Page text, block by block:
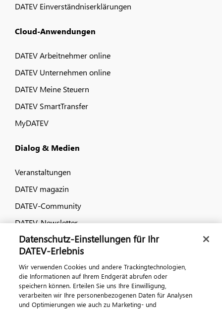
DATEV Einverständniserklärungen
Cloud-Anwendungen
DATEV Arbeitnehmer online
DATEV Unternehmen online
DATEV Meine Steuern
DATEV SmartTransfer
MyDATEV
Dialog & Medien
Veranstaltungen
DATEV magazin
DATEV-Community
DATEV-Newsletter
Kontaktieren Sie uns
Datenschutz-Einstellungen für Ihr
DATEV-Erlebnis
Wir verwenden Cookies und andere Trackingtechnologien,
die Informationen auf Ihrem Endgerät abrufen oder
speichern können. Erteilen Sie uns Ihre Einwilligung,
verarbeiten wir Ihre personenbezogenen Daten für Analysen
und Optimierungen wie auch zu Marketing- und